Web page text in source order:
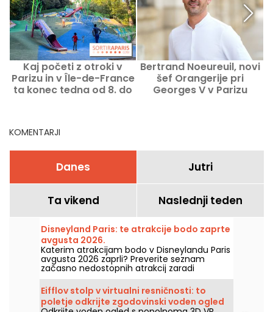
Kaj početi z otroki v
Parizu in v Île-de-France
ta konec tedna od 8. do
Bertrand Noeureuil, novi
šef Orangerije pri
Georges V v Parizu
KOMENTARJI
Danes Jutri
Ta vikend Naslednji teden
Disneyland Paris: te atrakcije bodo zaprte
avgusta 2026.
Katerim atrakcijam bodo v Disneylandu Paris
avgusta 2026 zaprli? Preverite seznam
začasno nedostopnih atrakcij zaradi
vzdrževanja ali obnove, da boste lahko
pripravili obisk v parkih Disney.
Eifflov stolp v virtualni resničnosti: to
poletje odkrijte zgodovinski voden ogled